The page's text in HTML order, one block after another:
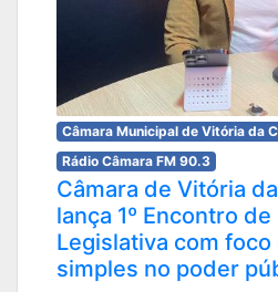
Câmara Municipal de Vitória da
Rádio Câmara FM 90.3
Câmara de Vitória
lança 1º Encontro
Legislativa com
simples no poder